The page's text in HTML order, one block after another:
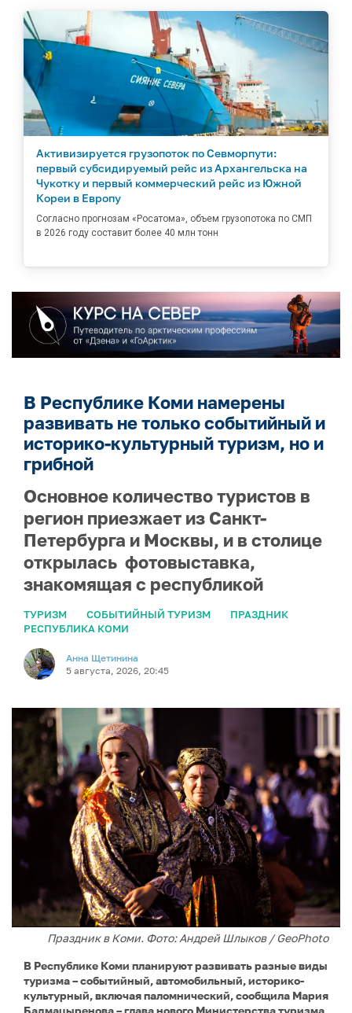
Активизируется грузопоток по Севморпути:
первый субсидируемый рейс из Архангельска на
Чукотку и первый коммерческий рейс из Южной
Кореи в Европу
Согласно прогнозам «Росатома», объем грузопотока по СМП
в 2026 году составит более 40 млн тонн
В Республике Коми намерены
развивать не только событийный и
историко-культурный туризм, но и
грибной
Основное количество туристов в
регион приезжает из Санкт-
Петербурга и Москвы, и в столице
открылась фотовыставка,
знакомящая с республикой
ТУРИЗМ СОБЫТИЙНЫЙ ТУРИЗМ
ПРАЗДНИК
РЕСПУБЛИКА КОМИ
Анна Щетинина
5 августа, 2026, 20:45
Праздник в Коми. Фото: Андрей Шлыков / GeoPhoto
В Республике Коми планируют развивать разные виды
туризма – событийный, автомобильный, историко-
культурный, включая паломнический, сообщила Мария
Бадмацыренова – глава нового Министерства туризма